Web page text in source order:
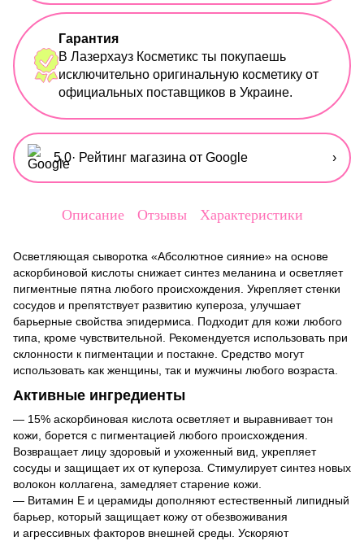
Гарантия
В Лазерхауз Косметикс ты покупаешь
исключительно оригинальную косметику от
официальных поставщиков в Украине.
5,0· Рейтинг магазина от Google ›
Описание Отзывы Характеристики
Осветляющая сыворотка «Абсолютное сияние» на основе
аскорбиновой кислоты снижает синтез меланина и осветляет
пигментные пятна любого происхождения. Укрепляет стенки
сосудов и препятствует развитию купероза, улучшает
барьерные свойства эпидермиса. Подходит для кожи любого
типа, кроме чувствительной. Рекомендуется использовать при
склонности к пигментации и постакне. Средство могут
использовать как женщины, так и мужчины любого возраста.
Активные ингредиенты
— 15% аскорбиновая кислота осветляет и выравнивает тон
кожи, борется с пигментацией любого происхождения.
Возвращает лицу здоровый и ухоженный вид, укрепляет
сосуды и защищает их от купероза. Стимулирует синтез новых
волокон коллагена, замедляет старение кожи.
— Витамин E и церамиды дополняют естественный липидный
барьер, который защищает кожу от обезвоживания
и агрессивных факторов внешней среды. Ускоряют